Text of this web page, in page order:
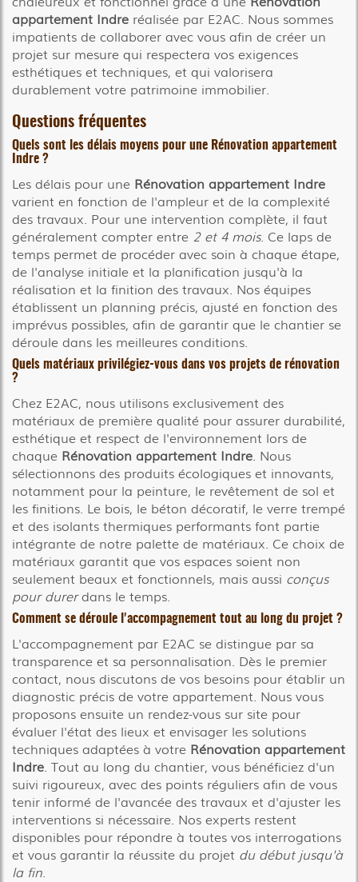
appartement Indre réalisée par E2AC. Nous sommes
impatients de collaborer avec vous afin de créer un
projet sur mesure qui respectera vos exigences
esthétiques et techniques, et qui valorisera
durablement votre patrimoine immobilier.
Questions fréquentes
Quels sont les délais moyens pour une Rénovation appartement
Indre ?
Les délais pour une Rénovation appartement Indre
varient en fonction de l'ampleur et de la complexité
des travaux. Pour une intervention complète, il faut
généralement compter entre 2 et 4 mois. Ce laps de
temps permet de procéder avec soin à chaque étape,
de l'analyse initiale et la planification jusqu'à la
réalisation et la finition des travaux. Nos équipes
établissent un planning précis, ajusté en fonction des
imprévus possibles, afin de garantir que le chantier se
déroule dans les meilleures conditions.
Quels matériaux privilégiez-vous dans vos projets de rénovation
?
Chez E2AC, nous utilisons exclusivement des
matériaux de première qualité pour assurer durabilité,
esthétique et respect de l'environnement lors de
chaque Rénovation appartement Indre. Nous
sélectionnons des produits écologiques et innovants,
notamment pour la peinture, le revêtement de sol et
les finitions. Le bois, le béton décoratif, le verre trempé
et des isolants thermiques performants font partie
intégrante de notre palette de matériaux. Ce choix de
matériaux garantit que vos espaces soient non
seulement beaux et fonctionnels, mais aussi conçus
pour durerdans le temps.
Comment se déroule l'accompagnement tout au long du projet ?
L'accompagnement par E2AC se distingue par sa
transparence et sa personnalisation. Dès le premier
contact, nous discutons de vos besoins pour établir un
diagnostic précis de votre appartement. Nous vous
proposons ensuite un rendez-vous sur site pour
évaluer l'état des lieux et envisager les solutions
techniques adaptées à votre Rénovation appartement
Indre. Tout au long du chantier, vous bénéficiez d'un
suivi rigoureux, avec des points réguliers afin de vous
tenir informé de l'avancée des travaux et d'ajuster les
interventions si nécessaire. Nos experts restent
disponibles pour répondre à toutes vos interrogations
et vous garantir la réussite du projet du début jusqu'à
la fin.